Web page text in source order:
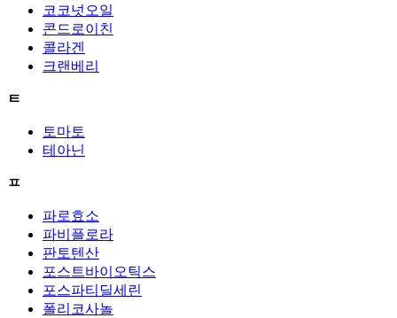
코코넛오일
콘드로이친
콜라겐
크랜베리
ㅌ
토마토
테아닌
ㅍ
파로효소
파비플로라
판토텐산
포스트바이오틱스
포스파티딜세린
폴리코사놀